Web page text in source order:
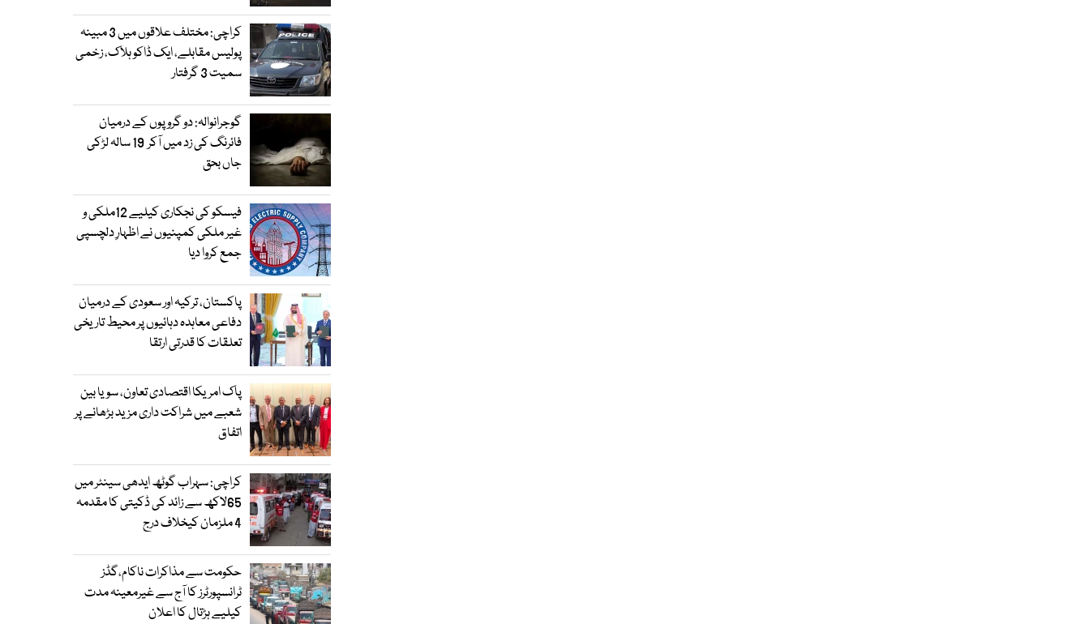
کراچی: مختلف علاقوں میں 3 مبینہ
پولیس مقابلے، ایک ڈاکو ہلاک، زخمی
سمیت 3 گرفتار
گوجرانوالہ: دو گروپوں کے درمیان
فائرنگ کی زد میں آکر 19 سالہ لڑکی
جاں بحق
فیسکو کی نجکاری کیلیے 12ملکی و
غیر ملکی کمپنیوں نے اظہارِ دلچسپی
جمع کروا دیا
پاکستان، ترکیہ اور سعودی کے درمیان
دفاعی معاہدہ دہائیوں پر محیط تاریخی
تعلقات کا قدرتی ارتقا
پاک امریکا اقتصادی تعاون، سویا بین
شعبے میں شراکت داری مزید بڑھانے پر
اتفاق
کراچی: سہراب گوٹھ ایدھی سینٹر میں
65لاکھ سے زائد کی ڈکیتی کا مقدمہ
4 ملزمان کیخلاف درج
حکومت سے مذاکرات ناکام،گڈز
ٹرانسپورٹرز کا آج سے غیرمعینہ مدت
کیلیے ہڑتال کا اعلان